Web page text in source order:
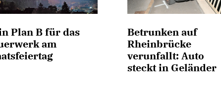
Plan B für das
am
Betrunken auf
Rheinbrücke
verunfallt: Auto
steckt in Geländer